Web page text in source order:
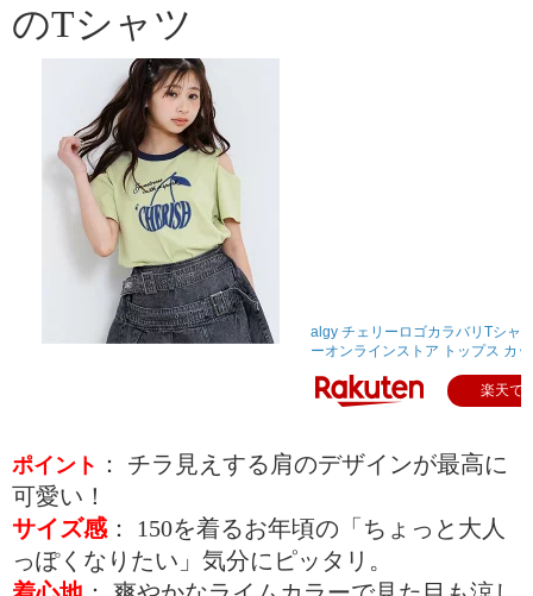
のTシャツ
algy チェリーロゴカラバリTシャ
ーオンラインストア トップス カ
楽天で
ポイント ： チラ見えする肩のデザインが最高に
可愛い！
サイズ感 ： 150を着るお年頃の「ちょっと大人
っぽくなりたい」気分にピッタリ。